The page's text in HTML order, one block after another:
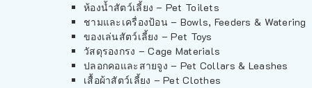
ห้องน้ำสัตว์เลี้ยง – Pet Toilets
ชามและเครื่องป้อน – Bowls, Feeders & Watering
ของเล่นสัตว์เลี้ยง – Pet Toys
วัสดุรองกรง – Cage Materials
ปลอกคอและสายจูง – Pet Collars & Leashes
เสื้อผ้าสัตว์เลี้ยง – Pet Clothes